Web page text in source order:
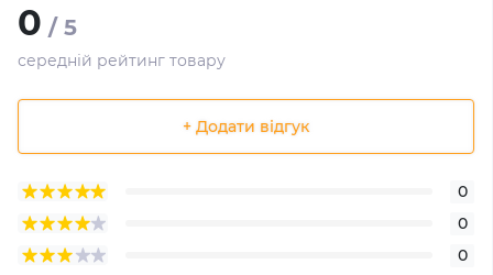
0 / 5
середній рейтинг товару
+ Додати відгук
0
0
0